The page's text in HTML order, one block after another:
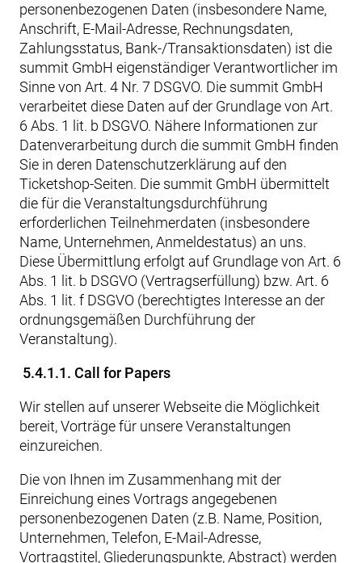
personenbezogenen Daten (insbesondere Name,
Anschrift, E-Mail-Adresse, Rechnungsdaten,
Zahlungsstatus, Bank-/Transaktionsdaten) ist die
summit GmbH eigenständiger Verantwortlicher im
Sinne von Art. 4 Nr. 7 DSGVO. Die summit GmbH
verarbeitet diese Daten auf der Grundlage von Art.
6 Abs. 1 lit. b DSGVO. Nähere Informationen zur
Datenverarbeitung durch die summit GmbH finden
Sie in deren Datenschutzerklärung auf den
Ticketshop-Seiten. Die summit GmbH übermittelt
die für die Veranstaltungsdurchführung
erforderlichen Teilnehmerdaten (insbesondere
Name, Unternehmen, Anmeldestatus) an uns.
Diese Übermittlung erfolgt auf Grundlage von Art. 6
Abs. 1 lit. b DSGVO (Vertragserfüllung) bzw. Art. 6
Abs. 1 lit. f DSGVO (berechtigtes Interesse an der
ordnungsgemäßen Durchführung der
Veranstaltung).
5.4.1.1. Call for Papers
Wir stellen auf unserer Webseite die Möglichkeit
bereit, Vorträge für unsere Veranstaltungen
einzureichen.
Die von Ihnen im Zusammenhang mit der
Einreichung eines Vortrags angegebenen
personenbezogenen Daten (z.B. Name, Position,
Unternehmen, Telefon, E-Mail-Adresse,
Vortragstitel, Gliederungspunkte, Abstract) werden